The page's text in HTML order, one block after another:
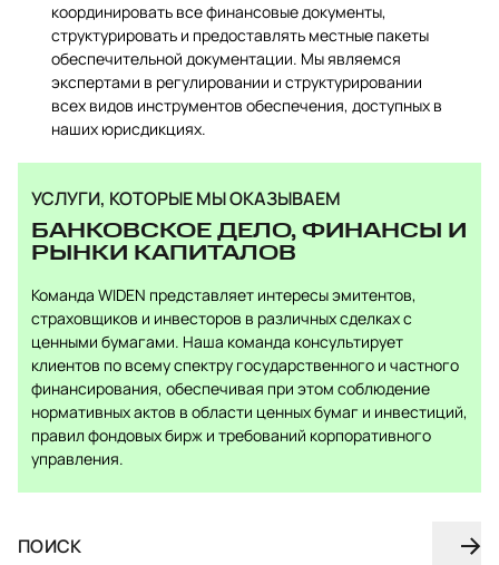
координировать все финансовые документы,
структурировать и предоставлять местные пакеты
обеспечительной документации. Мы являемся
экспертами в регулировании и структурировании
всех видов инструментов обеспечения, доступных в
наших юрисдикциях.
УСЛУГИ, КОТОРЫЕ МЫ ОКАЗЫВАЕМ
БАНКОВСКОЕ ДЕЛО, ФИНАНСЫ И
РЫНКИ КАПИТАЛОВ
Команда WIDEN представляет интересы эмитентов,
страховщиков и инвесторов в различных сделках с
ценными бумагами. Наша команда консультирует
клиентов по всему спектру государственного и частного
финансирования, обеспечивая при этом соблюдение
нормативных актов в области ценных бумаг и инвестиций,
правил фондовых бирж и требований корпоративного
управления.